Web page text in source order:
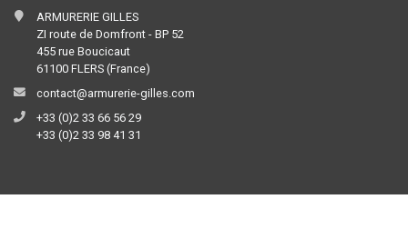
ARMURERIE GILLES
ZI route de Domfront - BP 52
455 rue Boucicaut
61100 FLERS (France)
contact@armurerie-gilles.com
+33 (0)2 33 66 56 29
+33 (0)2 33 98 41 31